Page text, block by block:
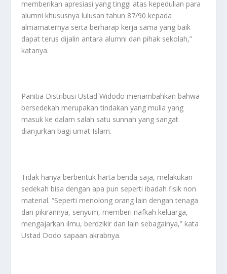
memberikan apresiasi yang tinggi atas kepedulian para
alumni khususnya lulusan tahun 87/90 kepada
almamaternya serta berharap kerja sama yang baik
dapat terus dijalin antara alumni dan pihak sekolah,”
katanya.
Panitia Distribusi Ustad Widodo menambahkan bahwa
bersedekah merupakan tindakan yang mulia yang
masuk ke dalam salah satu sunnah yang sangat
dianjurkan bagi umat Islam.
Tidak hanya berbentuk harta benda saja, melakukan
sedekah bisa dengan apa pun seperti ibadah fisik non
material. “Seperti menolong orang lain dengan tenaga
dan pikirannya, senyum, memberi nafkah keluarga,
mengajarkan ilmu, berdzikir dan lain sebagainya,” kata
Ustad Dodo sapaan akrabnya.